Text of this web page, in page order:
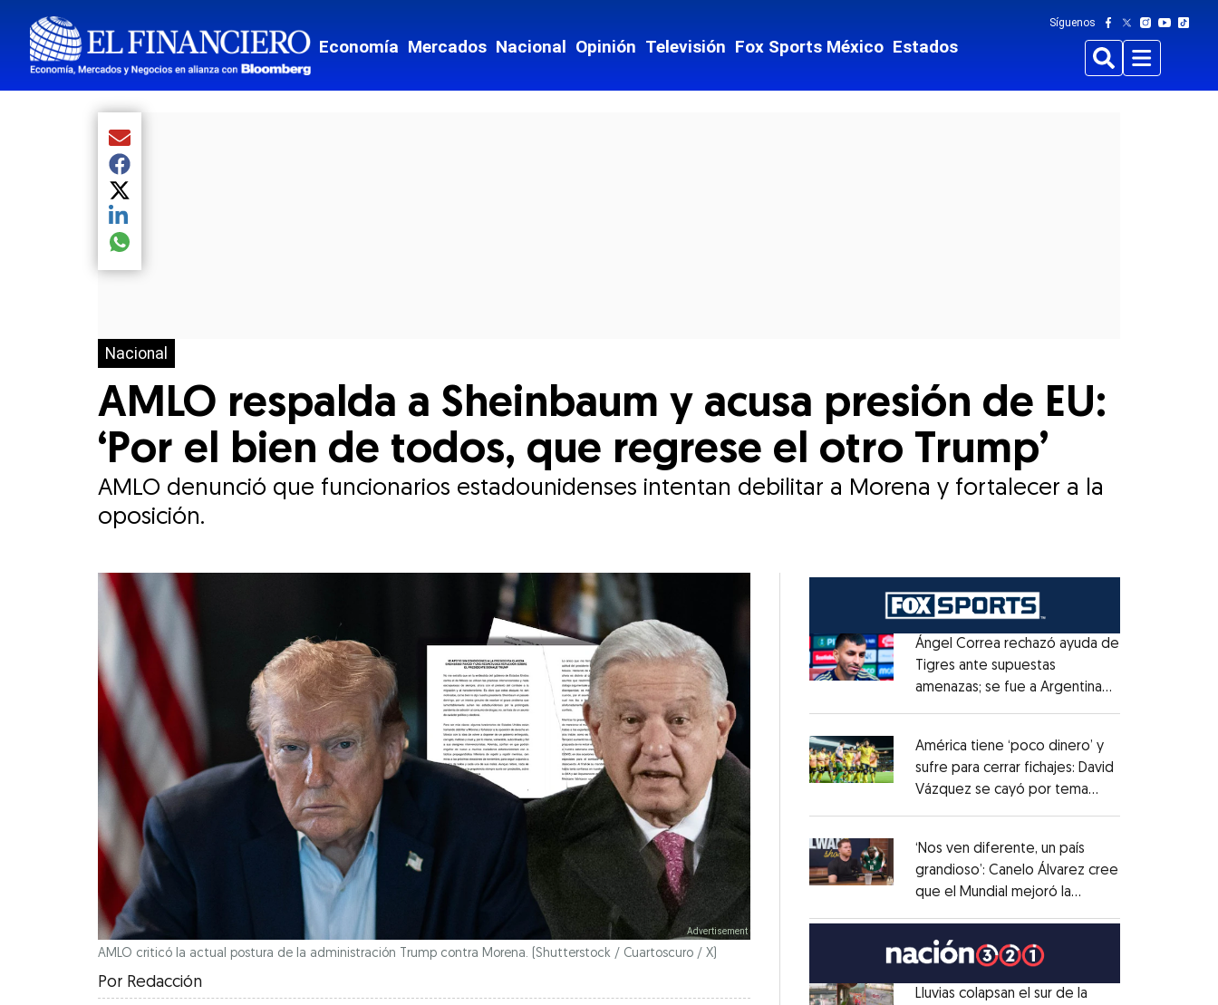
Economía Mercados Nacional Opinión Televisión Fox Sports México Estados
Síguenos
BuscarMenu
Nacional
AMLO respalda a Sheinbaum y acusa presión de EU:
‘Por el bien de todos, que regrese el otro Trump’
AMLO denunció que funcionarios estadounidenses intentan debilitar a Morena y fortalecer a la
oposición.
Compartir el artículo actual mediante Email
Compartir el artículo actual mediante Facebook
Compartir el artículo actual mediante Twitter
Compartir el artículo actual mediante LinkedIn
Compartir el artículo actual mediante global.social-whatsapp
AMLO criticó la actual postura de la administración Trump contra Morena. (Shutterstock / Cuartoscuro / X)
Por Redacción
Opens in new window
Ángel Correa rechazó ayuda de
Tigres ante supuestas
amenazas; se fue a Argentina
Opens in new window
América tiene ‘poco dinero’ y
sufre para cerrar fichajes: David
Vázquez se cayó por tema
Opens in new window
‘Nos ven diferente, un país
grandioso’: Canelo Álvarez cree
que el Mundial mejoró la
Lluvias colapsan el sur de la